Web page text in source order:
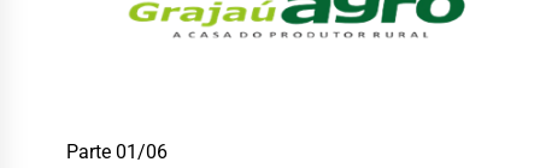
Parte 01/06